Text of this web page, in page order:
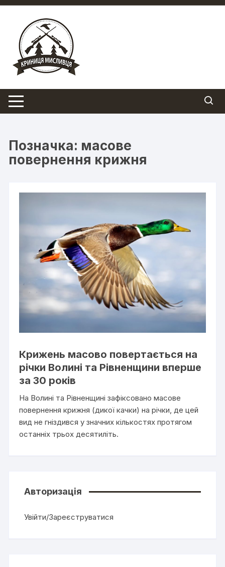
Перейти
вмісту
Позначка: масове
повернення крижня
Крижень масово повертається на
річки Волині та Рівненщини вперше
за 30 років
На Волині та Рівненщині зафіксовано масове
повернення крижня (дикої качки) на річки, де цей
вид не гніздився у значних кількостях протягом
останніх трьох десятиліть.
Авторизація
Увійти/Зареєструватися